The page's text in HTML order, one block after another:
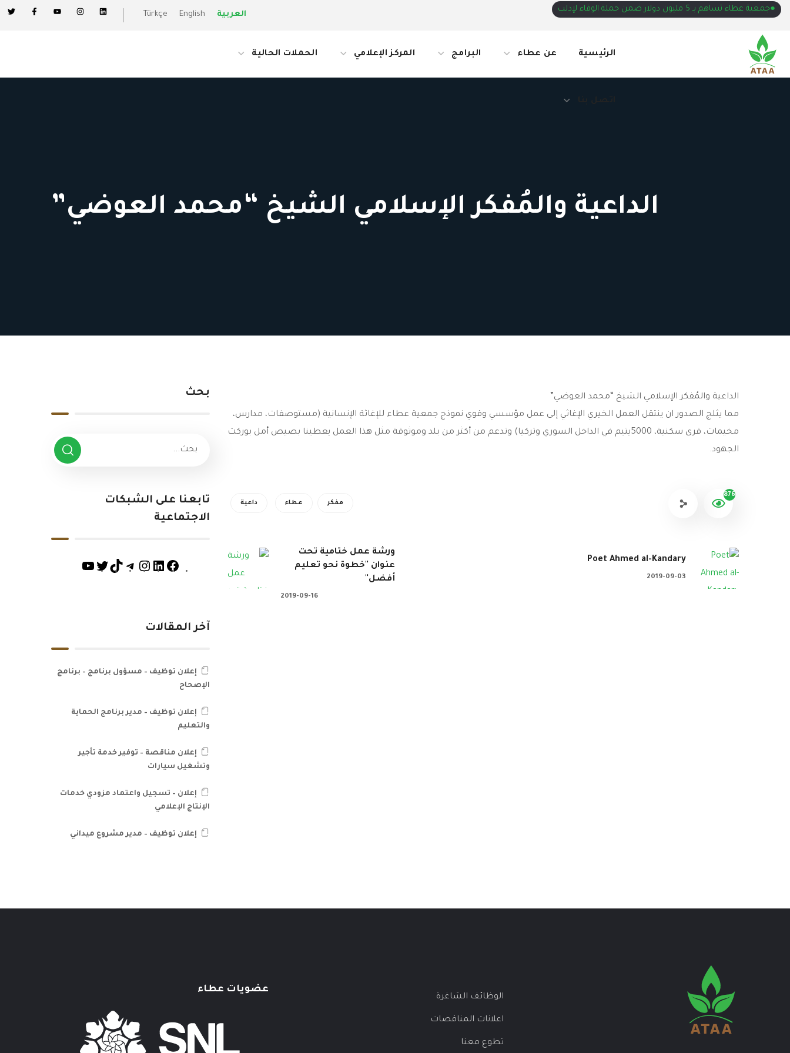
●جمعية عطاء تساهم بـ 5 مليون دولار ضمن حملة الوفاء لإدلب
العربية English
Türkçe
الرئيسية عن عطاء البرامج المركز الإعلامي الحملات الحالية
الداعية والمُفكر الإسلامي الشيخ “محمد العوضي”
الداعية والمُفكر الإسلامي الشيخ “محمد العوضي”
مما يثلج الصدور ان ينتقل العمل الخيري الإغاثي إلى عمل مؤسسي وقوي نموذج جمعية عطاء للإغاثة الإنسانية (مستوصفات، مدارس،
مخيمات، قرى سكنية، 5000يتيم في الداخل السوري وتركيا) وتدعم من أكثر من بلد وموثوقة مثل هذا العمل يعطينا بصيص أمل بوركت
الجهود.
داعية عطاء مفكر
876
Poet Ahmed al-Kandary
2019-09-03
ورشة عمل ختامية تحت
عنوان "خطوة نحو تعليم
أفضل"
2019-09-16
بحث
تابعنا على الشبكات
الاجتماعية
آخر المقالات
إعلان توظيف – مسؤول برنامج – برنامج
الإصحاح
إعلان توظيف – مدير برنامج الحماية
والتعليم
إعلان مناقصة – توفير خدمة تأجير
وتشغيل سيارات
إعلان – تسجيل واعتماد مزودي خدمات
الإنتاج الإعلامي
إعلان توظيف – مدير مشروع ميداني
الوظائف الشاغرة
اعلانات المناقصات
تطوع معنا
عضويات عطاء